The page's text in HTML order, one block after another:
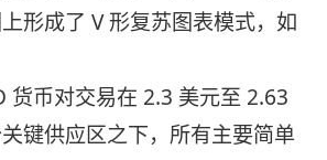
形成了 V 形复苏图表模式，如
货币对交易在 2.3 美元至 2.63
键供应区之下，所有主要简单